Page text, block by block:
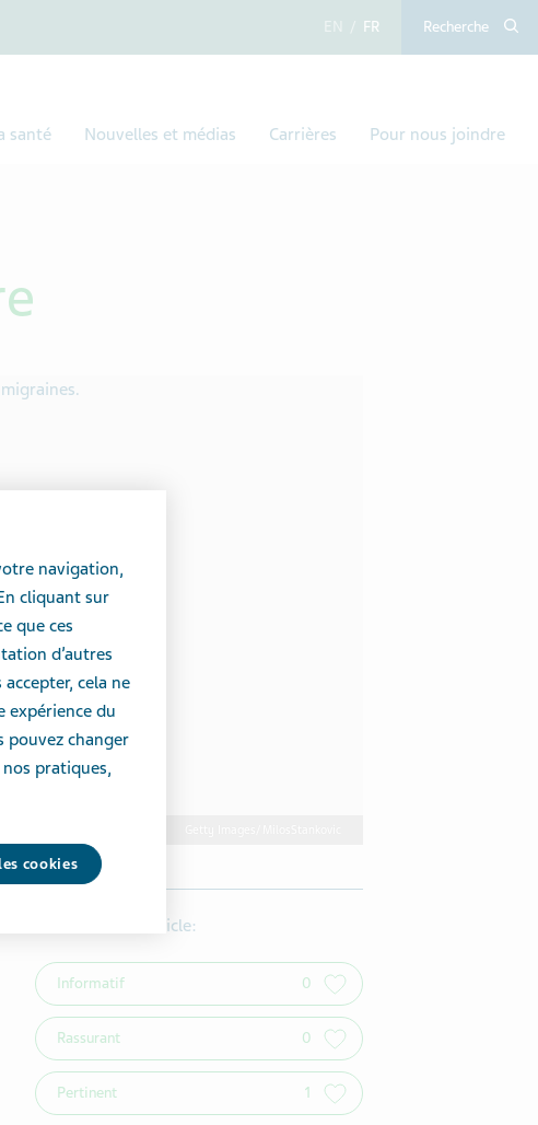
anglais françaisRecherche
santé Nouvelles et médias Carrières Pour nous joindre
J’ai trouvé cet article:
Informatif 0
Rassurant 0
Pertinent 1
navigation,
cliquant sur
que ces
d’autres
cela ne
expérience du
pouvez changer
pratiques,
cookies